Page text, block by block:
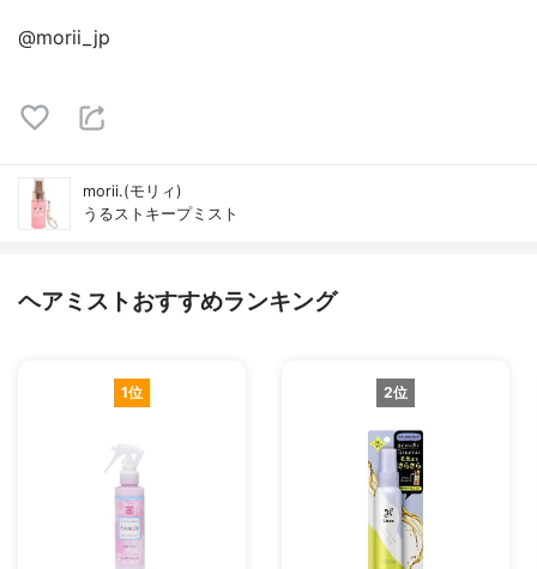
@morii_jp
morii.(モリィ)
うるストキープミスト
ヘアミストおすすめランキング
1位 2位